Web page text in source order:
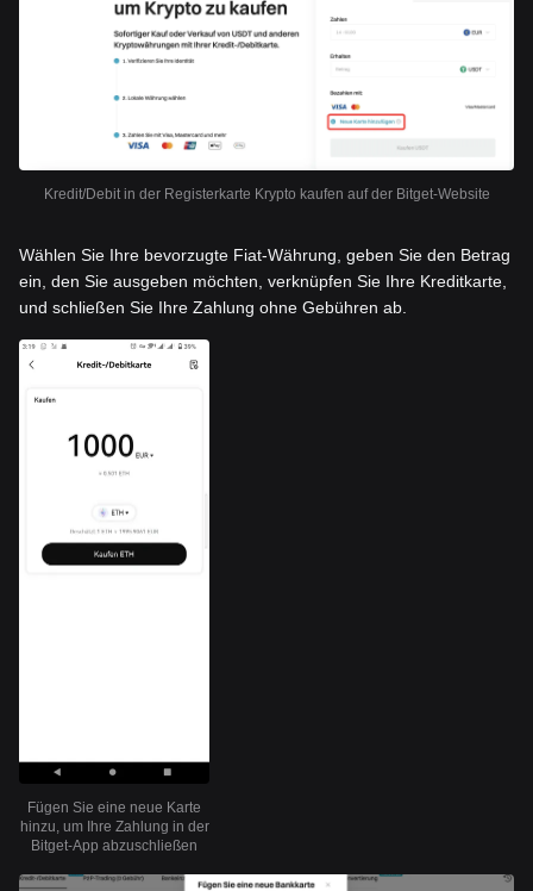
Kredit/Debit in der Registerkarte Krypto kaufen auf der Bitget-Website
Wählen Sie Ihre bevorzugte Fiat-Währung, geben Sie den Betrag
ein, den Sie ausgeben möchten, verknüpfen Sie Ihre Kreditkarte,
und schließen Sie Ihre Zahlung ohne Gebühren ab.
Fügen Sie eine neue Karte
hinzu, um Ihre Zahlung in der
Bitget-App abzuschließen